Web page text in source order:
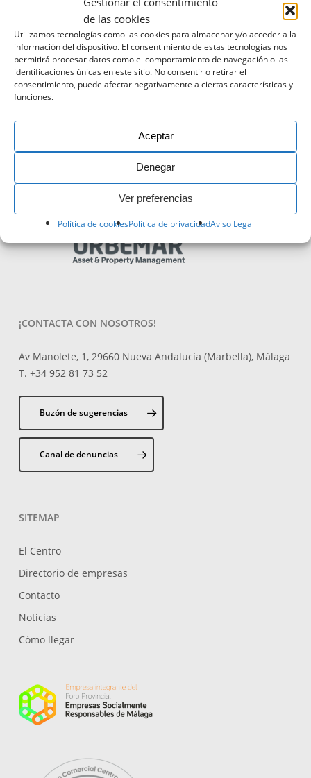
de las cookies
Utilizamos tecnologías como las cookies para almacenar y/o acceder a la
información del dispositivo. El consentimiento de estas tecnologías nos
permitirá procesar datos como el comportamiento de navegación o las
identificaciones únicas en este sitio. No consentir o retirar el
consentimiento, puede afectar negativamente a ciertas características y
funciones.
Aceptar
Denegar
Ver preferencias
Política de cookiesPolítica de privacidadAviso Legal
PROPIEDAD ADMINISTRADA POR:
¡CONTACTA CON NOSOTROS!
Av Manolete, 1, 29660 Nueva Andalucía (Marbella), Málaga
T. +34 952 81 73 52
Buzón de sugerencias
Canal de denuncias
SITEMAP
El Centro
Directorio de empresas
Contacto
Noticias
Cómo llegar